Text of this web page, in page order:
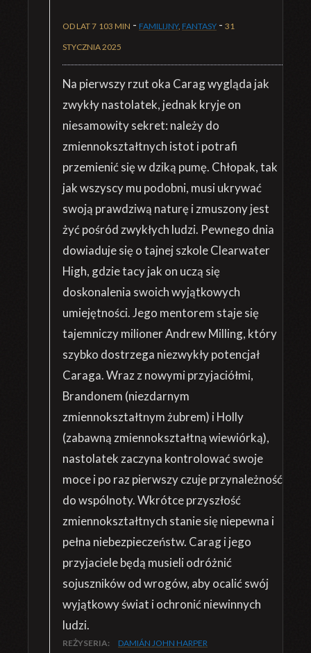
OD LAT 7 103 MIN - FAMILIJNY, FANTASY - 31
STYCZNIA 2025
Na pierwszy rzut oka Carag wygląda jak
zwykły nastolatek, jednak kryje on
niesamowity sekret: należy do
zmiennokształtnych istot i potrafi
przemienić się w dziką pumę. Chłopak, tak
jak wszyscy mu podobni, musi ukrywać
swoją prawdziwą naturę i zmuszony jest
żyć pośród zwykłych ludzi. Pewnego dnia
dowiaduje się o tajnej szkole Clearwater
High, gdzie tacy jak on uczą się
doskonalenia swoich wyjątkowych
umiejętności. Jego mentorem staje się
tajemniczy milioner Andrew Milling, który
szybko dostrzega niezwykły potencjał
Caraga. Wraz z nowymi przyjaciółmi,
Brandonem (niezdarnym
zmiennokształtnym żubrem) i Holly
(zabawną zmiennokształtną wiewiórką),
nastolatek zaczyna kontrolować swoje
moce i po raz pierwszy czuje przynależność
do wspólnoty. Wkrótce przyszłość
zmiennokształtnych stanie się niepewna i
pełna niebezpieczeństw. Carag i jego
przyjaciele będą musieli odróżnić
sojuszników od wrogów, aby ocalić swój
wyjątkowy świat i ochronić niewinnych
ludzi.
REŻYSERIA: DAMIÁN JOHN HARPER